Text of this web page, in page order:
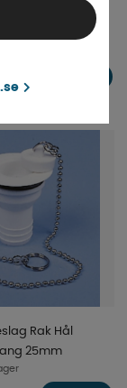
12 mm
Rak Hål
25mm